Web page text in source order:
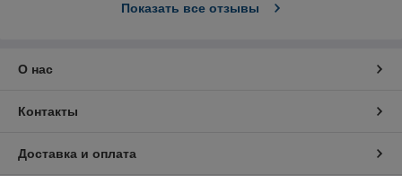
Показать все отзывы
О нас
Контакты
Доставка и оплата